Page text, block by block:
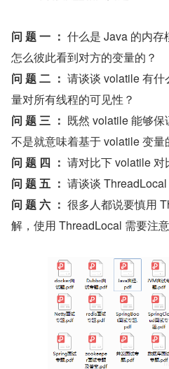
问 题 一 ： 什么是 Java 的内存
怎么彼此看到对方的变量的？
问 题 二 ： 请谈谈 volatile 有
量对所有线程的可见性？
问 题 三 ： 既然 volatile 能够
不是就意味着基于 volatile 变量
问 题 四 ： 请对比下 volatile 对
问 题 五 ： 请谈谈
问 题 六 ： 很多人都说要慎用
解，使用 ThreadLocal 需要注